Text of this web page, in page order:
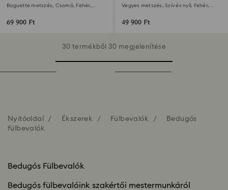
Baguette metszés, Csomó, Fehér,
69 900 Ft
Vegyes metszés, Szív és nyíl, Fehér,
49 900 Ft
30 termékből 30 megjelenítése
Nyitóoldal Ékszerek Fülbevalók
Bedugós
fülbevalók
Bedugós Fülbevalók
Bedugós fülbevalóink szakértői mestermunkáról